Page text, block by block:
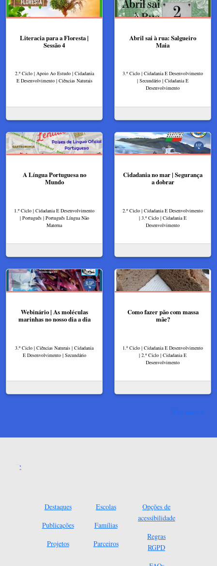
Literacia para a Floresta |
Sessão 4
2.º Ciclo | Apoio Ao Estudo | Cidadania
E Desenvolvimento | Ciências Naturais
Abril sai à rua: Salgueiro
Maia
3.º Ciclo | Cidadania E Desenvolvimento
| Secundário | Cidadania E
Desenvolvimento
A Língua Portuguesa no
Mundo
1.º Ciclo | Cidadania E Desenvolvimento
| Português | Português Língua Não
Materna
Cidadania no mar | Segurança
a dobrar
2.º Ciclo | Cidadania E Desenvolvimento
| 3.º Ciclo | Cidadania E
Desenvolvimento
Webinário | As moléculas
marinhas no nosso dia a dia
3.º Ciclo | Ciências Naturais | Cidadania
E Desenvolvimento | Secundário
Como fazer pão com massa
mãe?
1.º Ciclo | Cidadania E Desenvolvimento
| 2.º Ciclo | Cidadania E
Desenvolvimento
Ver mais
Destaques
Publicações
Projetos
Escolas
Famílias
Parceiros
Opções de
acessibilidade
Regras
RGPD